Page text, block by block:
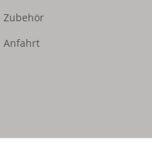
Zubehör
Anfahrt